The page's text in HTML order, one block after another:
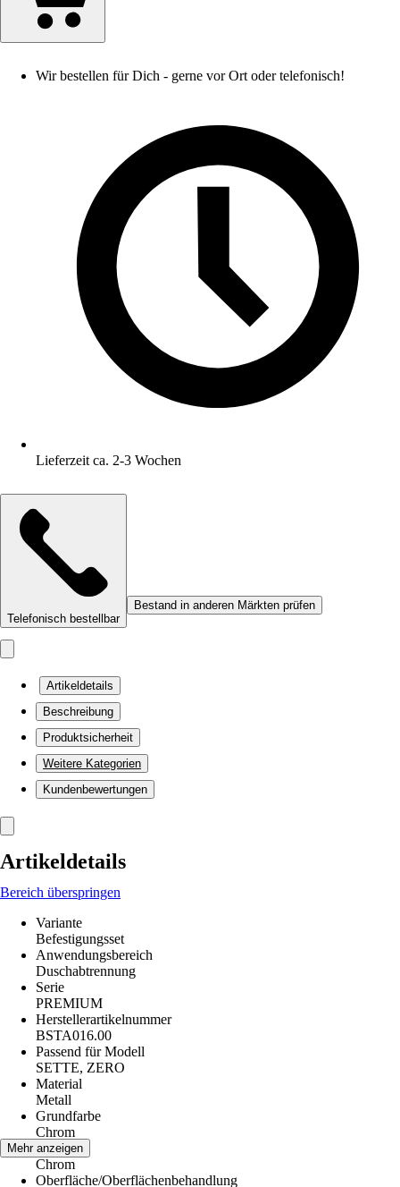
Wir bestellen für Dich - gerne vor Ort oder telefonisch!
Lieferzeit ca. 2-3 Wochen
Telefonisch bestellbar
Bestand in anderen Märkten prüfen
Artikeldetails
Beschreibung
Produktsicherheit
Weitere Kategorien
Kundenbewertungen
Artikeldetails
Bereich überspringen
Variante
Befestigungsset
Anwendungsbereich
Duschabtrennung
Serie
PREMIUM
Herstellerartikelnummer
BSTA016.00
Passend für Modell
SETTE, ZERO
Material
Metall
Grundfarbe
Chrom
Farbton
Chrom
Oberfläche/Oberflächenbehandlung
Mehr anzeigen